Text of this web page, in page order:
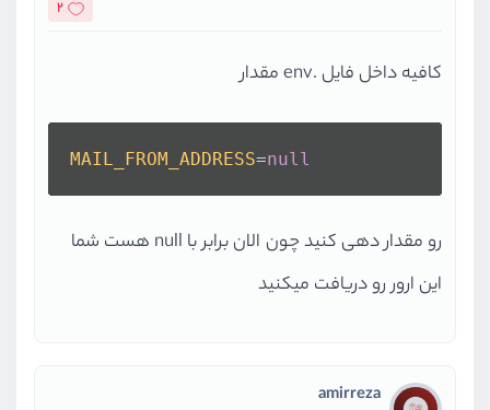
2
کافیه داخل فایل .env مقدار
MAIL_FROM_ADDRESS=null
رو مقدار دهی کنید چون الان برابر با null هست شما
این ارور رو دریافت میکنید
amirreza